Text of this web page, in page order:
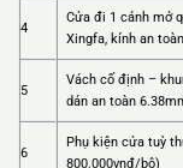
4
Cửa đi 1 cánh mở
Xingfa, kính an
5
Vách cố định –
dán an toàn
6
Phụ kiện cửa tuỳ
800.000vnđ/bộ)